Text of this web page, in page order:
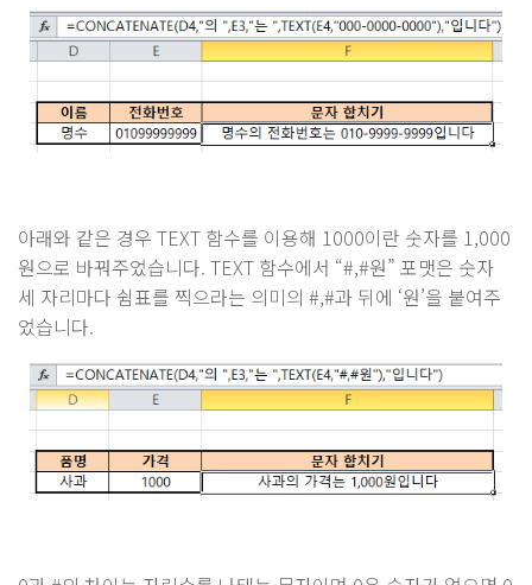
아래와 같은 경우 TEXT 함수를 이용해 1000이란 숫자를 1,000
원으로 바꿔주었습니다. TEXT 함수에서 “#,#원” 포맷은 숫자
세 자리마다 쉼표를 찍으라는 의미의 #,#과 뒤에 ‘원’을 붙여주
었습니다.